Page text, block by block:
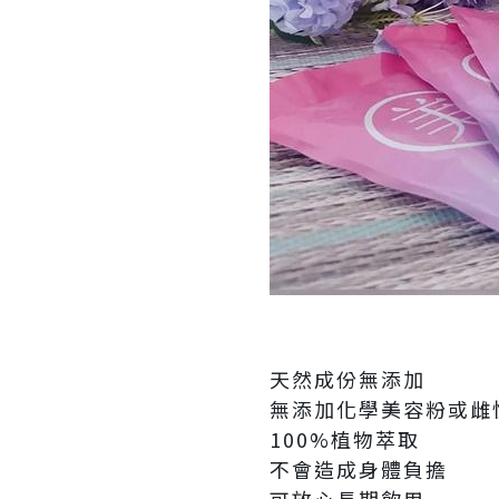
天然成份無添加
無添加化學美容粉或雌
100%植物萃取
不會造成身體負擔